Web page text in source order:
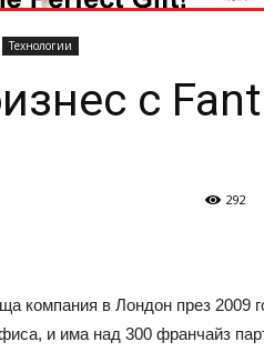
Технологии
с
292
компания в Лондон през 2009
и има над 300 франчайз